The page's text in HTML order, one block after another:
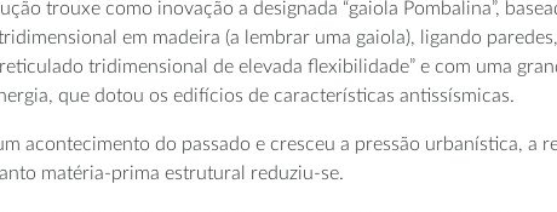
trouxe como inovação a designada “gaiola Pombalina”,
em madeira (a lembrar uma gaiola), ligando paredes,
tridimensional de elevada flexibilidade” e com uma
que dotou os edifícios de características antissísmicas.
acontecimento do passado e cresceu a pressão urbanística, a
matéria-prima estrutural reduziu-se.